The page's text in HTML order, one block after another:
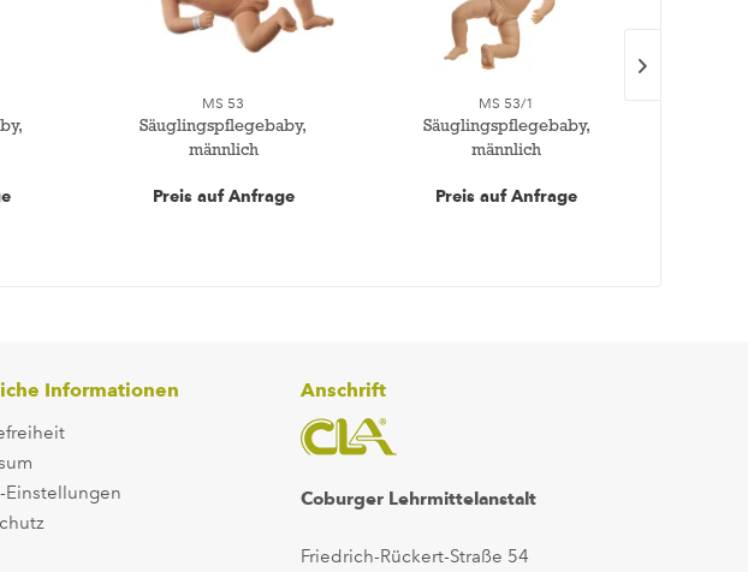
MS 53
Säuglingspflegebaby,
männlich
Preis auf Anfrage
MS 53/1
Säuglingspflegebaby,
männlich
Preis auf Anfrage
Informationen
Einstellungen
Anschrift
Coburger Lehrmittelanstalt
Friedrich-Rückert-Straße 54